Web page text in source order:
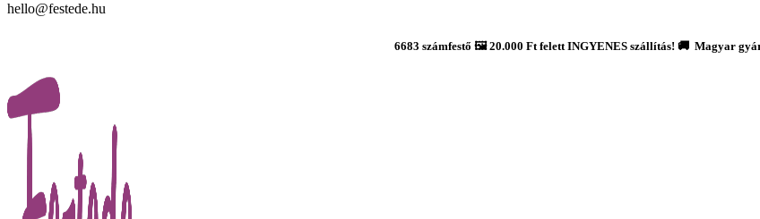
hello@festede.hu
6683 számfestő 🖼️ 20.000 Ft felett INGYENES szállítás! 🚚 Magyar